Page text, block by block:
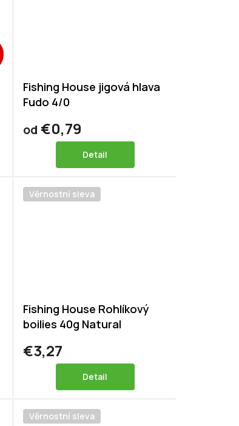
Fishing House jigová hlava
Fudo 4/0
od €0,79
Detail
Věrnostní sleva
Fishing House Rohlíkový
boilies 40g Natural
€3,27
Detail
Věrnostní sleva